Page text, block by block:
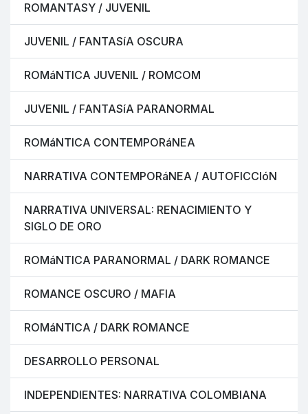
ROMANTASY / JUVENIL
JUVENIL / FANTASíA OSCURA
ROMáNTICA JUVENIL / ROMCOM
JUVENIL / FANTASíA PARANORMAL
ROMáNTICA CONTEMPORáNEA
NARRATIVA CONTEMPORáNEA / AUTOFICCIóN
NARRATIVA UNIVERSAL: RENACIMIENTO Y
SIGLO DE ORO
ROMáNTICA PARANORMAL / DARK ROMANCE
ROMANCE OSCURO / MAFIA
ROMáNTICA / DARK ROMANCE
DESARROLLO PERSONAL
INDEPENDIENTES: NARRATIVA COLOMBIANA